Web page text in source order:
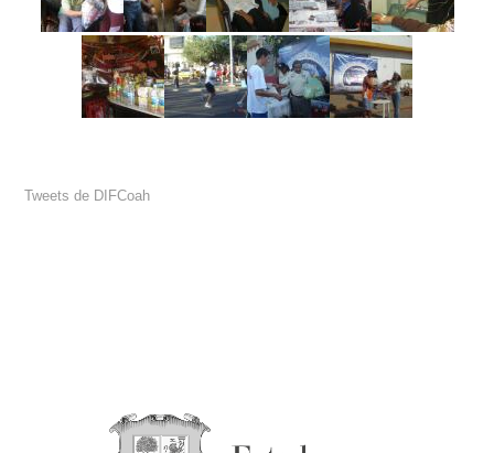
Tweets de DIFCoah